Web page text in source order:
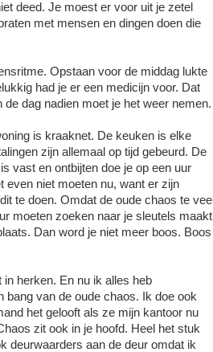
deed. Je moest er voor uit je zetel
met mensen en dingen doen die
Opstaan voor de middag lukte
had je er een medicijn voor. Dat
dag nadien moet je het weer nemen.
is kraaknet. De keuken is elke
zijn allemaal op tijd gebeurd. De
vast en ontbijten doe je op een uur
even niet moeten nu, want er zijn
te doen. Omdat de oude chaos te veel
moeten zoeken naar je sleutels maakt
Dan word je niet meer boos. Boos
in herken. En nu ik alles heb
bang van de oude chaos. Ik doe ook
het gelooft als ze mijn kantoor nu
zit ook in je hoofd. Heel het stuk
deurwaarders aan de deur omdat ik